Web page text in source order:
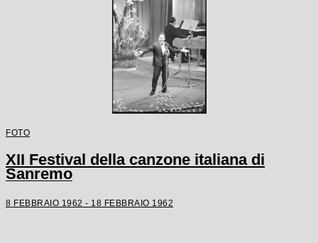
FOTO
XII Festival della canzone italiana di
Sanremo
8 FEBBRAIO 1962 - 18 FEBBRAIO 1962